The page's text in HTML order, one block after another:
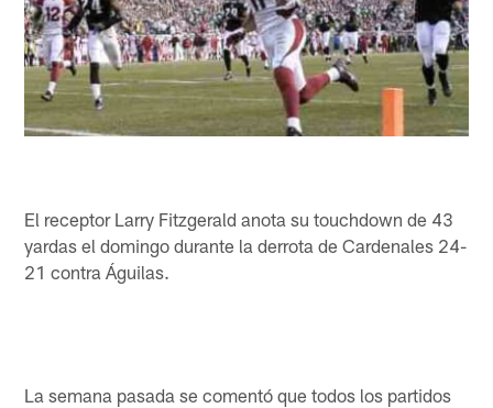
El receptor Larry Fitzgerald anota su touchdown de 43
yardas el domingo durante la derrota de Cardenales 24-
21 contra Águilas.
La semana pasada se comentó que todos los partidos